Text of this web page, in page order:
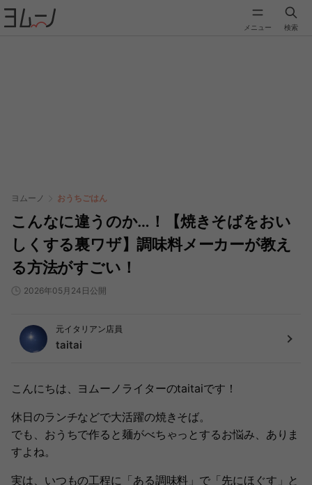
メニュー 検索
ヨムーノ おうちごはん
こんなに違うのか…！【焼きそばをおい
しくする裏ワザ】調味料メーカーが教え
る方法がすごい！
2026年05月24日公開
元イタリアン店員
taitai
こんにちは、ヨムーノライターのtaitaiです！
休日のランチなどで大活躍の焼きそば。
でも、おうちで作ると麺がべちゃっとするお悩み、ありま
すよね。
実は、いつもの工程に「ある調味料」で「先にほぐす」と